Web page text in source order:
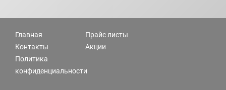
Главная
Контакты
Политика
конфиденциальности
Прайс листы
Акции